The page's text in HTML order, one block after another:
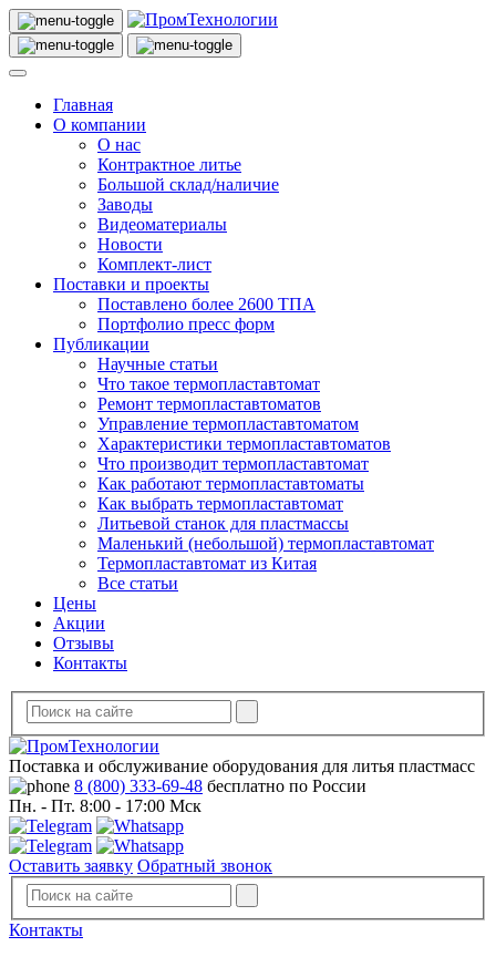
Главная
О компании
О нас
Контрактное литье
Большой склад/наличие
Заводы
Видеоматериалы
Новости
Комплект-лист
Поставки и проекты
Поставлено более 2600 ТПА
Портфолио пресс форм
Публикации
Научные статьи
Что такое термопластавтомат
Ремонт термопластавтоматов
Управление термопластавтоматом
Характеристики термопластавтоматов
Что производит термопластавтомат
Как работают термопластавтоматы
Как выбрать термопластавтомат
Литьевой станок для пластмассы
Маленький (небольшой) термопластавтомат
Термопластавтомат из Китая
Все статьи
Цены
Акции
Отзывы
Контакты
Поставка и обслуживание оборудования для литья пластмасс
8 (800) 333-69-48 бесплатно по России
Пн. - Пт. 8:00 - 17:00 Мск
Оставить заявку Обратный звонок
Контакты